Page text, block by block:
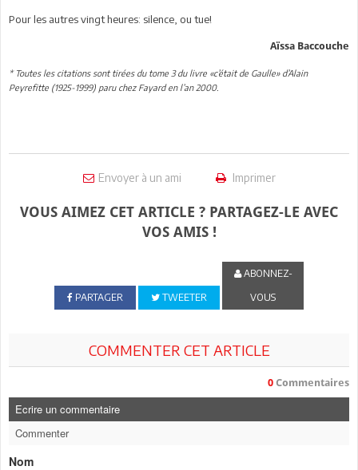
Pour les autres vingt heures: silence, ou tue!
Aïssa Baccouche
* Toutes les citations sont tirées du tome 3 du livre «c’était de Gaulle» d’Alain
Peyrefitte (1925-1999) paru chez Fayard en l’an 2000.
Envoyer à un ami Imprimer
VOUS AIMEZ CET ARTICLE ? PARTAGEZ-LE AVEC
VOS AMIS !
PARTAGER TWEETER
ABONNEZ-
VOUS
COMMENTER CET ARTICLE
0 Commentaires
Ecrire un commentaire
Commenter
Nom